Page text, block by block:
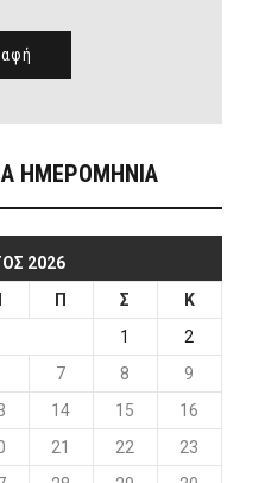
ΗΜΕΡΟΜΗΝΙΑ
2026
Π Σ
Κ
1
2
7 8
9
14 15
16
21 22
23